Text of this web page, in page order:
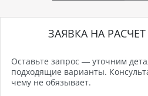
ЗАЯВКА НА
Оставьте запрос — уточним
подходящие варианты.
чему не обязывает.